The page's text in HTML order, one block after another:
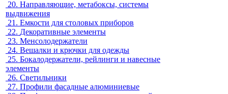
20. Направляющие, метабоксы, системы
выдвижения
21. Емкости для столовых приборов
22. Декоративные элементы
23. Менсолодержатели
24. Вешалки и крючки для одежды
25. Бокалодержатели, рейлинги и навесные
элементы
26. Светильники
27. Профили фасадные алюминиевые